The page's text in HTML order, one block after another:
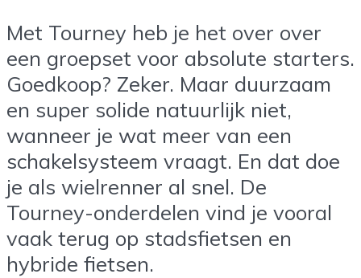
Met Tourney heb je het over over
een groepset voor absolute starters.
Goedkoop? Zeker. Maar duurzaam
en super solide natuurlijk niet,
wanneer je wat meer van een
schakelsysteem vraagt. En dat doe
je als wielrenner al snel. De
Tourney-onderdelen vind je vooral
vaak terug op stadsfietsen en
hybride fietsen.